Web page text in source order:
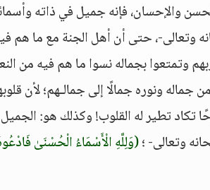
والإحسان، فإنه جميل في ذاته
وتعالى-، حتى أن أهل الجنة مع ما هم
وتمتعوا بجماله نسوا ما هم فيه من
ونوره جمالًا إلى جمالـهم؛ لأن
تكاد تطير له القلوب! وكذلك هو:
وتعالى- ؛(وَلِلَّهِ الْأَسْمَاءُ الْحُسْنَىٰ